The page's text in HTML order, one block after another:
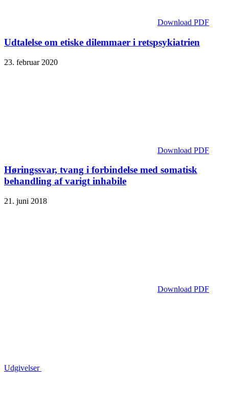
Download PDF
Udtalelse om etiske dilemmaer i retspsykiatrien
23. februar 2020
Download PDF
Høringssvar, tvang i forbindelse med somatisk
behandling af varigt inhabile
21. juni 2018
Download PDF
Udgivelser